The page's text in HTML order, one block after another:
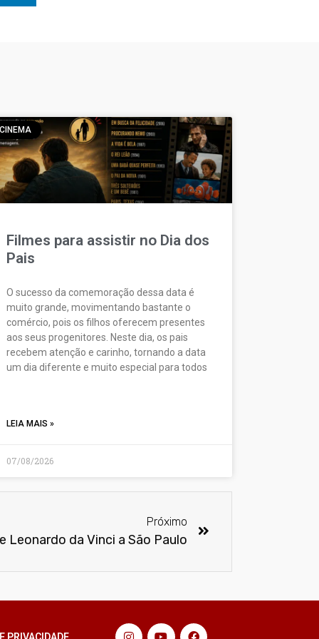
CINEMA
Filmes para assistir no Dia dos
Pais
O sucesso da comemoração dessa data é
muito grande, movimentando bastante o
comércio, pois os filhos oferecem presentes
aos seus progenitores. Neste dia, os pais
recebem atenção e carinho, tornando a data
um dia diferente e muito especial para todos
LEIA MAIS »
07/08/2026
Próximo
Leonardo da Vinci a São Paulo